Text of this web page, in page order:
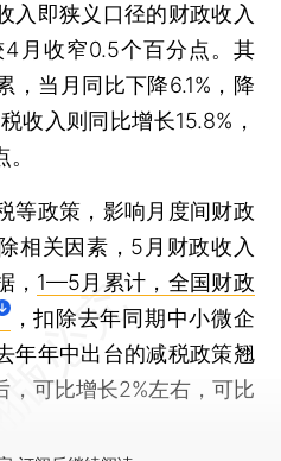
入即狭义口径的财政收入
月收窄0.5个百分点。其
，当月同比下降6.1%，降
收入则同比增长15.8%，
政策，影响月度间财政
相关因素，5月财政收入
， 1—5月累计，全国财政
，扣除去年同期中小微企
年年中出台的减税政策翘
，可比增长2%左右，可比